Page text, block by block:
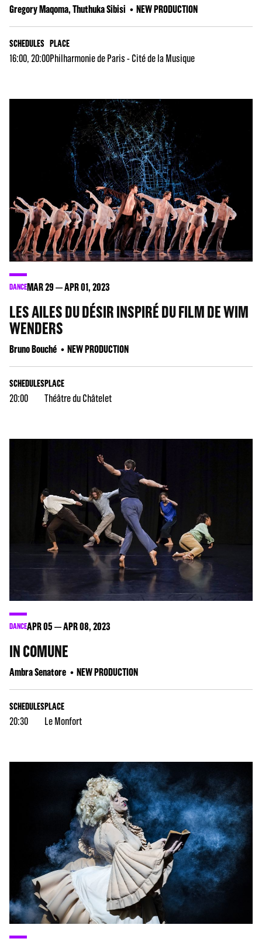
Gregory Maqoma, Thuthuka Sibisi NEW PRODUCTION
SCHEDULES
16:00, 20:00
PLACE
Philharmonie de Paris - Cité de la Musique
DANCEMAR29 APR01, 2023
LES AILES DU DÉSIR INSPIRÉ DU FILM DE WIM
WENDERS
Bruno Bouché NEW PRODUCTION
SCHEDULES
20:00
PLACE
Théâtre du Châtelet
DANCEAPR05 APR08, 2023
IN COMUNE
Ambra Senatore NEW PRODUCTION
SCHEDULES
20:30
PLACE
Le Monfort